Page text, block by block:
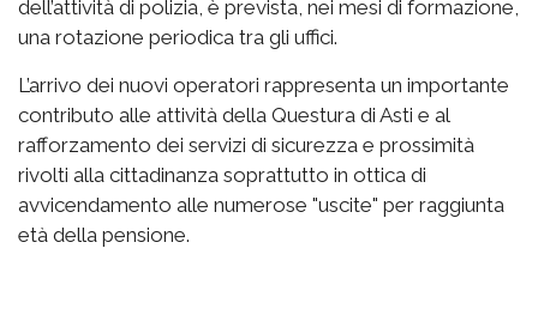
dell’attività di polizia, è prevista, nei mesi di formazione,
una rotazione periodica tra gli uffici.
L’arrivo dei nuovi operatori rappresenta un importante
contributo alle attività della Questura di Asti e al
rafforzamento dei servizi di sicurezza e prossimità
rivolti alla cittadinanza soprattutto in ottica di
avvicendamento alle numerose "uscite" per raggiunta
età della pensione.